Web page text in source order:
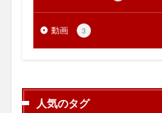
動画 3
人気のタグ